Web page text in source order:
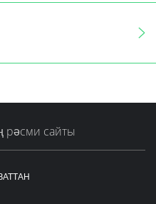
рәсми сайты